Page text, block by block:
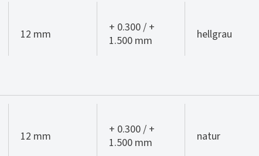
12 mm
+ 0.300 / +
1.500 mm
hellgrau
12 mm
+ 0.300 / +
1.500 mm
natur